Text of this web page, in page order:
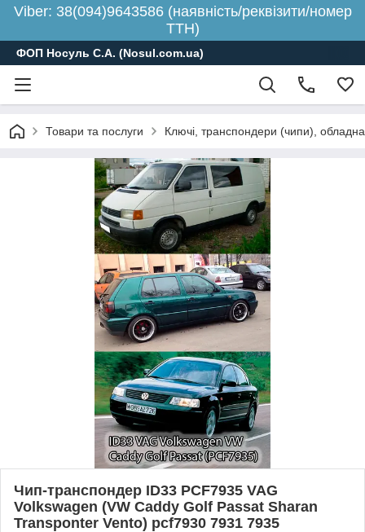
Viber: 38(094)9643586 (наявність/реквізити/номер
ТТН)
ФОП Носуль С.А. (Nosul.com.ua)
Товари та послуги Ключі, транспондери (чипи),
Чип-транспондер ID33 PCF7935 VAG
Volkswagen (VW Caddy Golf Passat Sharan
Transponter Vento) pcf7930 7931 7935